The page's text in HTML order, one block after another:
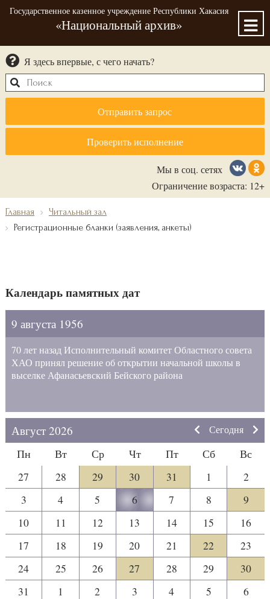
Государственное казенное учреждение Республики Хакасия
«Национальный архив»
Я здесь впервые, с чего начать?
Отправить запрос
Проверить исполнение
Мы в соц. сетях
Ограничение возраста: 12+
Главная
Читальный зал
Регистрационные бланки (заявления, анкеты)
Календарь памятных дат
9 августа 1956
70 лет назад Исполнительный комитет Областного совета
ХАО принял решение об открытии начальной школы в
выселке Афанасьевский Бейского района
Август 2026 Сегодня
Пн Вт Ср Чт Пт Сб
Вс
27
28 29 30 31 1
2
3
4 5 6 7 8
9
10
11 12 13 14 15
16
17
18 19 20 21 22
23
24
25 26 27 28 29
30
31
1 2 3 4 5 6